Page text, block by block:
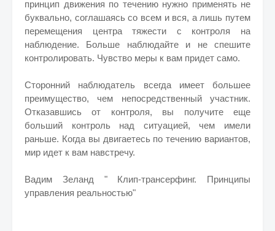
принцип движения по течению нужно применять не
буквально, соглашаясь со всем и вся, а лишь путем
перемещения центра тяжести с контроля на
наблюдение. Больше наблюдайте и не спешите
контролировать. Чувство меры к вам придет само.
Сторонний наблюдатель всегда имеет большее
преимущество, чем непосредственный участник.
Отказавшись от контроля, вы получите еще
больший контроль над ситуацией, чем имели
раньше. Когда вы двигаетесь по течению вариантов,
мир идет к вам навстречу.
Вадим Зеланд " Клип-трансерфинг. Принципы
управления реальностью"